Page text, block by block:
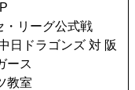
・リーグ公式戦
日ドラゴンズ 対 阪
ース
教室